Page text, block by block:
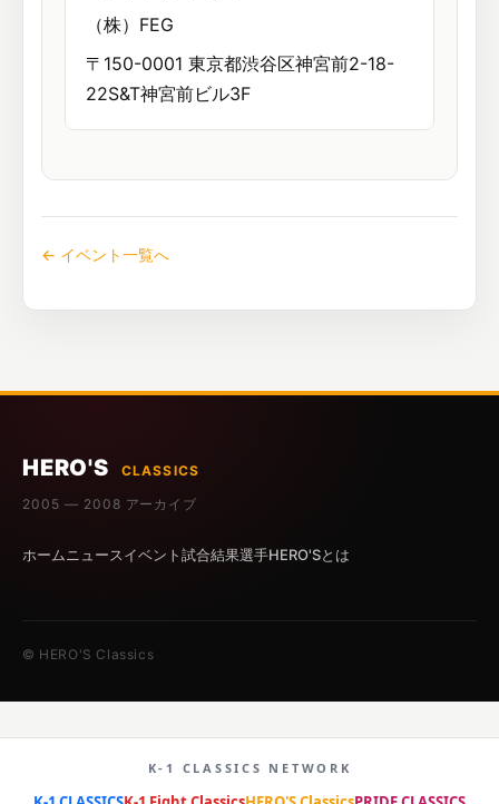
（株）FEG
〒150-0001 東京都渋谷区神宮前2-18-
22S&T神宮前ビル3F
← イベント一覧へ
HERO'S
CLASSICS
2005 — 2008 アーカイブ
ホームニュースイベント試合結果選手HERO'Sとは
© HERO'S Classics
K-1 CLASSICS NETWORK